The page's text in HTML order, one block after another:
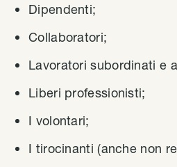
Dipendenti;
Collaboratori;
Lavoratori subordinati e
Liberi professionisti;
I volontari;
I tirocinanti (anche non